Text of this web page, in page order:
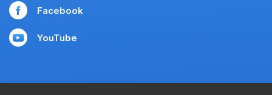
Facebook
YouTube